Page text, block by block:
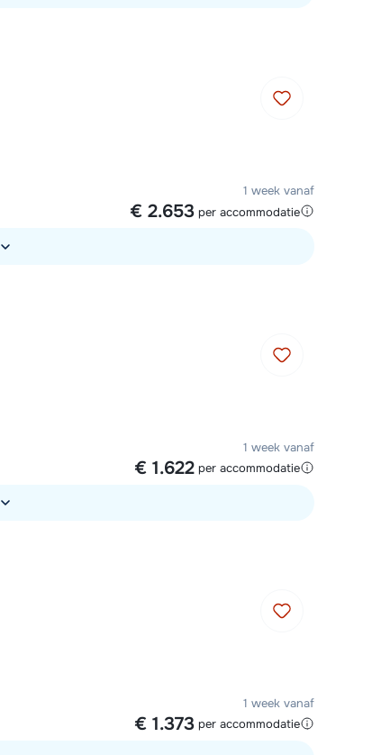
1 week vanaf
€ 2.653 per accommodatie
1 week vanaf
€ 1.622 per accommodatie
1 week vanaf
€ 1.373 per accommodatie